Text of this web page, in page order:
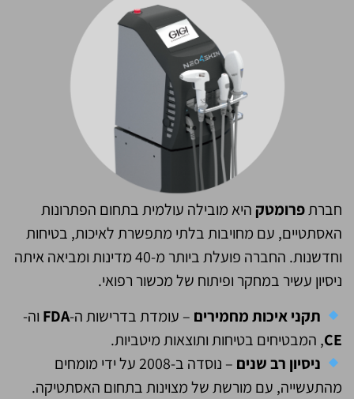
חברתפרומטקהיא מובילה עולמית בתחום הפתרונות
האסתטיים, עם מחויבות בלתי מתפשרת לאיכות, בטיחות
וחדשנות. החברה פועלת ביותר מ-40 מדינות ומביאה איתה
ניסיון עשיר במחקר ופיתוח של מכשור רפואי.
תקני איכות מחמירים – עומדת בדרישות ה-FDA וה-
CE, המבטיחים בטיחות ותוצאות מיטביות.
ניסיון רב שנים
– נוסדה ב-2008 על ידי מומחים
מהתעשייה, עם מורשת של מצוינות בתחום האסתטיקה.